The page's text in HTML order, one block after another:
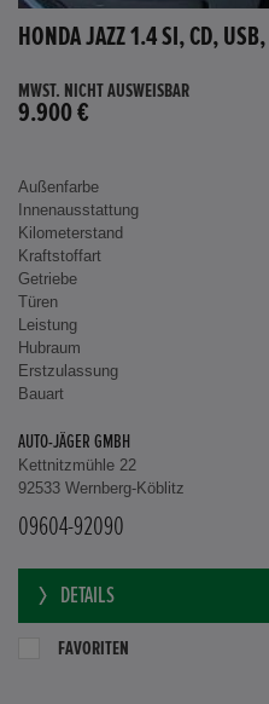
MWST. NICHT AUSWEISBAR
9.900 €
Außenfarbe
Innenausstattung
Kilometerstand
Kraftstoffart
Getriebe
Türen
Leistung
Hubraum
Erstzulassung
Bauart
AUTO-JÄGER GMBH
Kettnitzmühle 22
92533 Wernberg-Köblitz
09604-92090
DETAILS
FAVORITEN